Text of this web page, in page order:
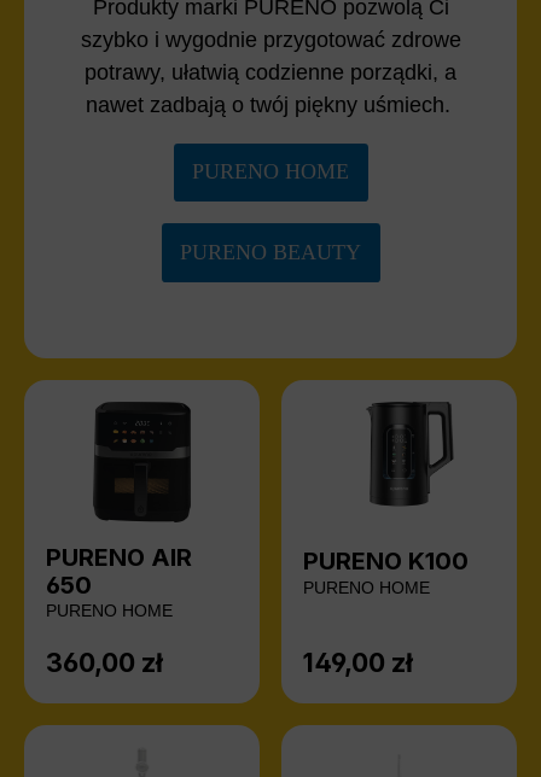
Produkty marki PURENO pozwolą Ci
szybko i wygodnie przygotować zdrowe
potrawy, ułatwią codzienne porządki, a
nawet zadbają o twój piękny uśmiech.
PURENO HOME
PURENO BEAUTY
PURENO AIR
650
PURENO HOME
Cena regularna:
360,00 zł
PURENO K100
PURENO HOME
Cena regularna:
149,00 zł